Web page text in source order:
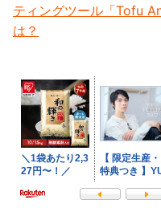
ティングツール「Tofu
は？